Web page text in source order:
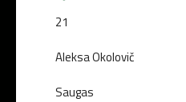
21
Aleksa Okolovič
Saugas